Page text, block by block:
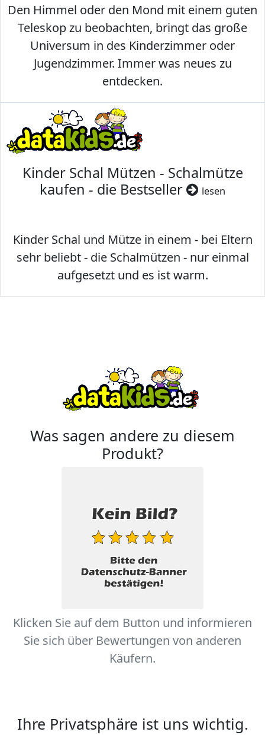
Den Himmel oder den Mond mit einem guten
Teleskop zu beobachten, bringt das große
Universum in des Kinderzimmer oder
Jugendzimmer. Immer was neues zu
entdecken.
Kinder Schal Mützen - Schalmütze
kaufen - die Bestseller
lesen
Kinder Schal und Mütze in einem - bei Eltern
sehr beliebt - die Schalmützen - nur einmal
aufgesetzt und es ist warm.
Was sagen andere zu diesem
Produkt?
Klicken Sie auf dem Button und informieren
Sie sich über Bewertungen von anderen
Käufern.
Ihre Privatsphäre ist uns wichtig.